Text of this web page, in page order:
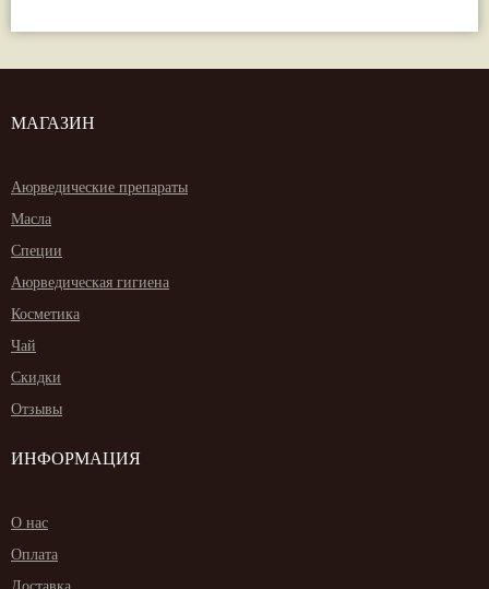
МАГАЗИН
Аюрведические препараты
Масла
Специи
Аюрведическая гигиена
Косметика
Чай
Скидки
Отзывы
ИНФОРМАЦИЯ
О нас
Оплата